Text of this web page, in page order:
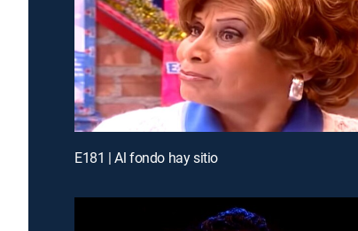
E181 | Al fondo hay sitio